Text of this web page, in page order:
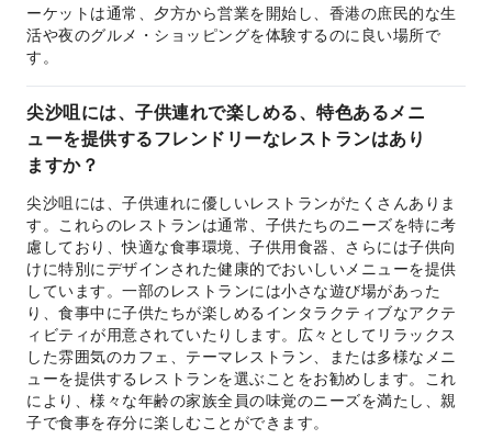
ーケットは通常、夕方から営業を開始し、香港の庶民的な生
活や夜のグルメ・ショッピングを体験するのに良い場所で
す。
尖沙咀には、子供連れで楽しめる、特色あるメニ
ューを提供するフレンドリーなレストランはあり
ますか？
尖沙咀には、子供連れに優しいレストランがたくさんありま
す。これらのレストランは通常、子供たちのニーズを特に考
慮しており、快適な食事環境、子供用食器、さらには子供向
けに特別にデザインされた健康的でおいしいメニューを提供
しています。一部のレストランには小さな遊び場があった
り、食事中に子供たちが楽しめるインタラクティブなアクテ
ィビティが用意されていたりします。広々としてリラックス
した雰囲気のカフェ、テーマレストラン、または多様なメニ
ューを提供するレストランを選ぶことをお勧めします。これ
により、様々な年齢の家族全員の味覚のニーズを満たし、親
子で食事を存分に楽しむことができます。